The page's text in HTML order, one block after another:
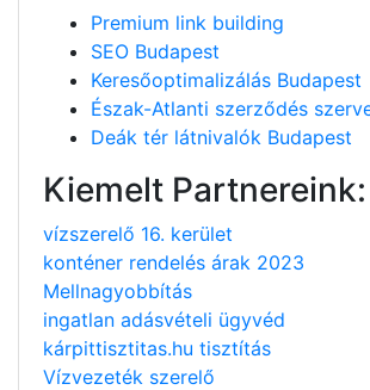
Premium link building
SEO Budapest
Keresőoptimalizálás Budapest
Észak-Atlanti szerződés
Deák tér látnivalók Budapest
Kiemelt Partnereink:
vízszerelő 16. kerület
konténer rendelés árak 2023
Mellnagyobbítás
ingatlan adásvételi ügyvéd
kárpittisztitas.hu tisztítás
Vízvezeték szerelő